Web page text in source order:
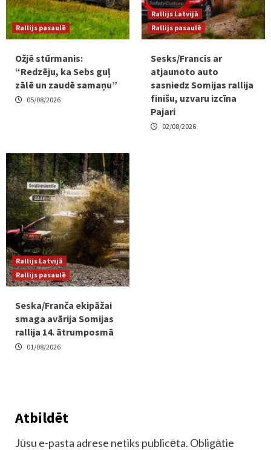
Rallijs pasaulē
Ožjē stūrmanis:
“Redzēju, ka Sebs guļ
zālē un zaudē samaņu”
05/08/2026
Rallijs Latvijā
Rallijs pasaulē
Sesks/Francis ar
atjaunoto auto
sasniedz Somijas rallija
finišu, uzvaru izcīna
Pajari
02/08/2026
Rallijs Latvijā
Rallijs pasaulē
Seska/Franča ekipāžai
smaga avārija Somijas
rallija 14. ātrumposmā
01/08/2026
Atbildēt
Jūsu e-pasta adrese netiks publicēta. Obligātie